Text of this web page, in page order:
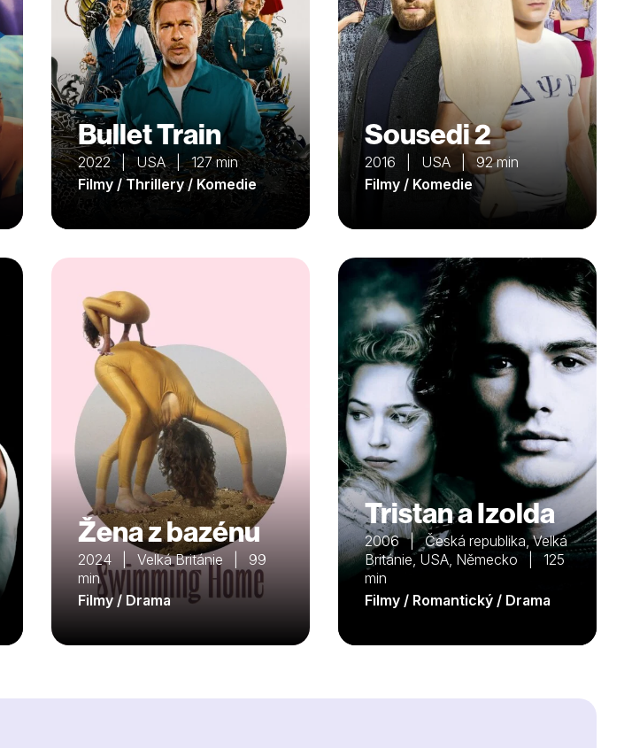
Bullet Train
2022 | USA | 127 min
Filmy / Thrillery / Komedie
Sousedi 2
2016 | USA | 92 min
Filmy / Komedie
Žena z bazénu
2024 | Velká Británie | 99
min
Filmy / Drama
Tristan a Izolda
2006 | Česká republika, Velká
Británie, USA, Německo | 125
min
Filmy / Romantický / Drama